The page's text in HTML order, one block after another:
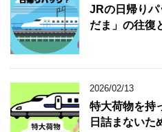
JRの日帰りパ
だま」の往復
2026/02/13
特大荷物を持
日詰まないた